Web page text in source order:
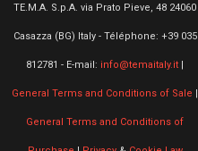
TE.M.A. S.p.A. via Prato Pieve, 48 24060
Casazza (BG) Italy - Téléphone: +39 035
812781 - E-mail: info@temaitaly.it |
General Terms and Conditions of Sale |
General Terms and Conditions of